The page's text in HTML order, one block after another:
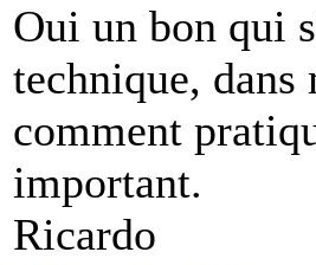
Oui un bon qui
technique,
comment
important.
Ricardo